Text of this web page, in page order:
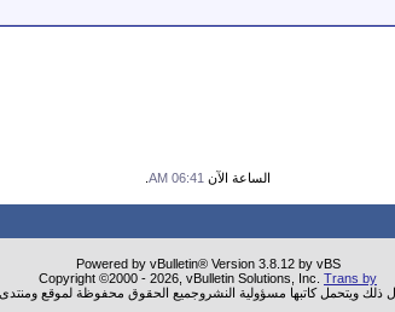
الساعة الآن 06:41 AM
Powered by vBulletin® Version 3.8.12 by vBS
Copyright ©2000 - 2026, vBulletin Solutions, Inc. Trans by
ذلك ويتحمل كاتبها مسؤولية النشروجميع الحقوق محفوظة لموقع